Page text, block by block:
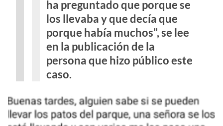
ha preguntado que porque se
los llevaba y que decía que
porque había muchos", se lee
en la publicación de la
persona que hizo público este
caso.